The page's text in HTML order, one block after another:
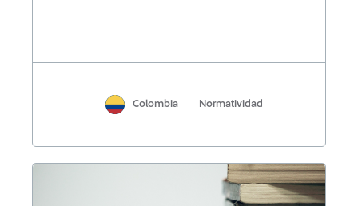
Colombia Normatividad